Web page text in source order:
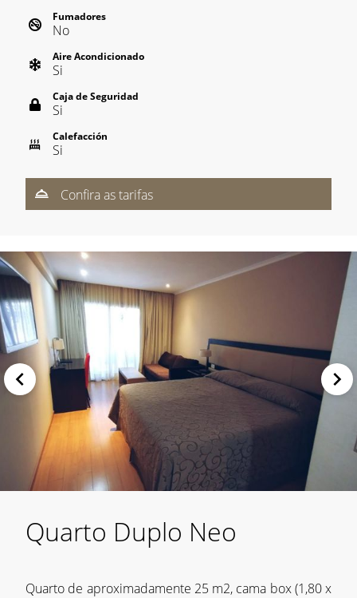
Fumadores
No
Aire Acondicionado
Si
Caja de Seguridad
Si
Calefacción
Si
Confira as tarifas
Quarto Duplo Neo
Quarto de aproximadamente 25 m2, cama box (1,80 x